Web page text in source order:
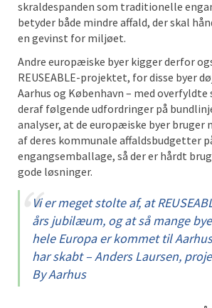
skraldespanden som traditionelle
betyder både mindre affald, der skal
en gevinst for miljøet.
Andre europæiske byer kigger derfor
REUSEABLE-projektet, for disse byer
Aarhus og København – med overfyldte
deraf følgende udfordringer på
analyser, at de europæiske byer bruger
af deres kommunale affaldsbudgetter
engangsemballage, så der er hårdt
gode løsninger.
Vi er meget stolte af, at
års jubilæum, og at så mange
hele Europa er kommet til
har skabt – Anders Laursen,
By Aarhus